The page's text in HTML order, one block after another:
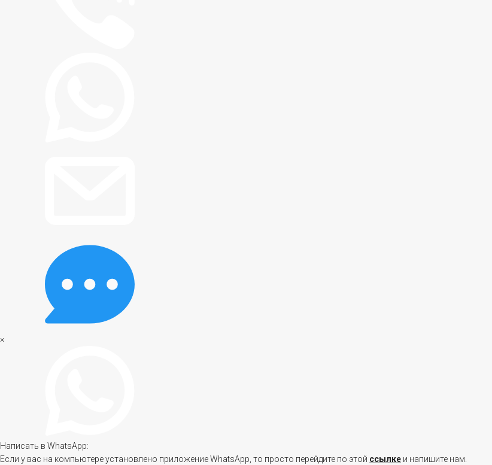
×
Написать в WhatsApp:
Если у вас на компьютере установлено приложение WhatsApp, то просто перейдите по этой ссылке и напишите нам.